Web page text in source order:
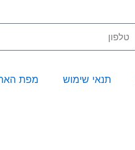
תנאי שימוש מפת